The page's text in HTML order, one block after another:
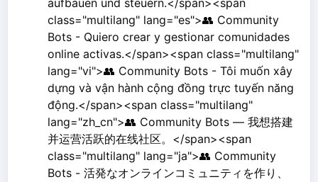
aufbauen und steuern.</span><span
class="multilang" lang="es">👥 Community
Bots - Quiero crear y gestionar comunidades
online activas.</span><span class="multilang"
lang="vi">👥 Community Bots - Tôi muốn xây
dựng và vận hành cộng đồng trực tuyến năng
động.</span><span class="multilang"
lang="zh_cn">👥 Community Bots — 我想搭建
并运营活跃的在线社区。</span><span
class="multilang" lang="ja">👥 Community
Bots - 活発なオンラインコミュニティを作り、